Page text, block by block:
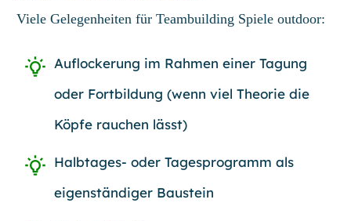
Viele Gelegenheiten für Teambuilding Spiele outdoor:
Auflockerung im Rahmen einer Tagung
oder Fortbildung (wenn viel Theorie die
Köpfe rauchen lässt)
Halbtages- oder Tagesprogramm als
eigenständiger Baustein